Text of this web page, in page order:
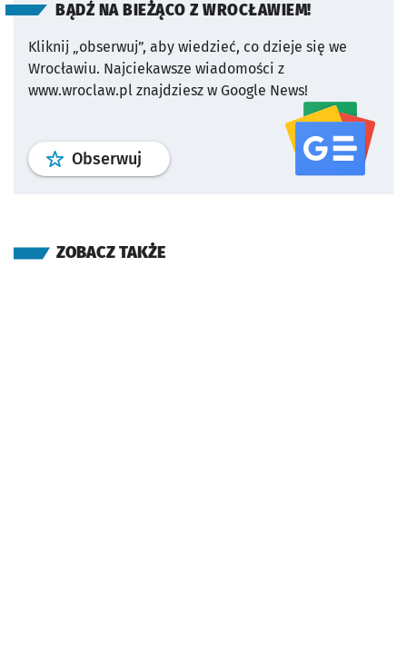
BĄDŹ NA BIEŻĄCO Z WROCŁAWIEM!
Kliknij „obserwuj”, aby wiedzieć, co dzieje się we
Wrocławiu. Najciekawsze wiadomości z
www.wroclaw.pl znajdziesz w Google News!
Obserwuj profil serwisu
ZOBACZ TAKŻE